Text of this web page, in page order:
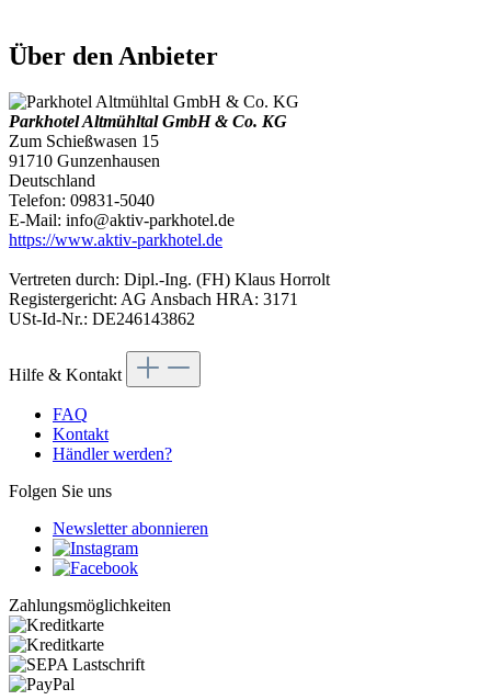
Über den Anbieter
Parkhotel Altmühltal GmbH & Co. KG
Zum Schießwasen 15
91710 Gunzenhausen
Deutschland
Telefon: 09831-5040
E-Mail: info@aktiv-parkhotel.de
https://www.aktiv-parkhotel.de
Vertreten durch: Dipl.-Ing. (FH) Klaus Horrolt
Registergericht: AG Ansbach HRA: 3171
USt-Id-Nr.: DE246143862
Hilfe & Kontakt
FAQ
Kontakt
Händler werden?
Folgen Sie uns
Newsletter abonnieren
Zahlungsmöglichkeiten